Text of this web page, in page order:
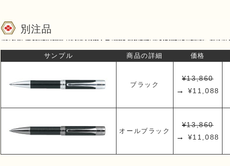
別注品
サンプル 商品の詳細 価格
ブラック
¥13,860
→ ¥11,088
オールブラック
¥13,860
→ ¥11,088